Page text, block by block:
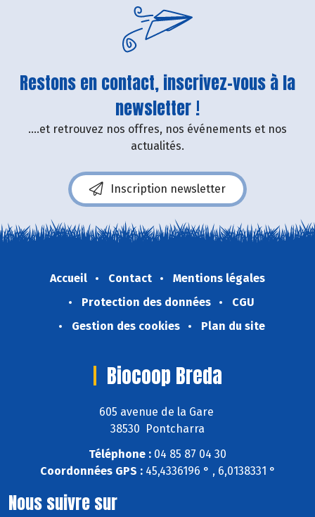
Restons en contact, inscrivez-vous à la
newsletter !
....et retrouvez nos offres, nos événements et nos
actualités.
Inscription newsletter
Accueil Contact
Mentions légales
Protection des données
CGU
Gestion des cookies
Plan du site
Biocoop Breda
605 avenue de la Gare
38530 Pontcharra
Téléphone : 04 85 87 04 30
Coordonnées GPS :45,4336196 ° , 6,0138331 °
Nous suivre sur